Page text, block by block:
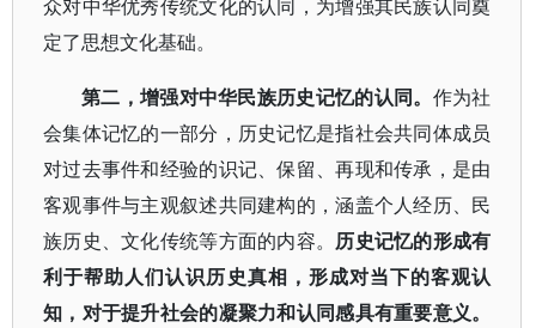
众对中华优秀传统文化的认同，为增强其民族认同奠
定了思想文化基础。
第二，增强对中华民族历史记忆的认同。 作为社
会集体记忆的一部分，历史记忆是指社会共同体成员
对过去事件和经验的识记、保留、再现和传承，是由
客观事件与主观叙述共同建构的，涵盖个人经历、民
族历史、文化传统等方面的内容。
历史记忆的形成有
利于帮助人们认识历史真相，形成对当下的客观认
知，对于提升社会的凝聚力和认同感具有重要意义。